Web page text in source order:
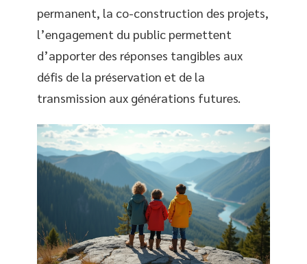
permanent, la co-construction des projets,
l’engagement du public permettent
d’apporter des réponses tangibles aux
défis de la préservation et de la
transmission aux générations futures.